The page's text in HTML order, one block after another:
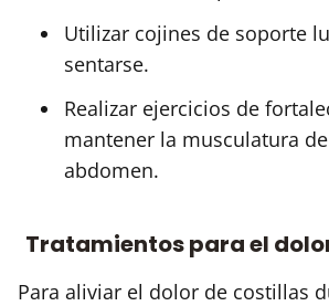
Utilizar cojines de soporte
sentarse.
Realizar ejercicios de
mantener la musculatura
abdomen.
Tratamientos para el
Para aliviar el dolor de costillas